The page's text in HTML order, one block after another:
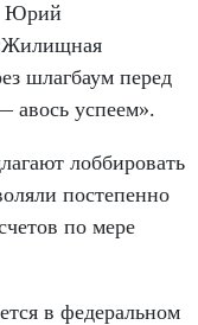
Юрий
шлагбаум перед
авось успеем».
лоббировать
постепенно
по мере
в федеральном